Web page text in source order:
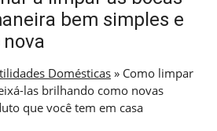
bem simples e
Domésticas» Como limpar
las brilhando como novas
que você tem em casa